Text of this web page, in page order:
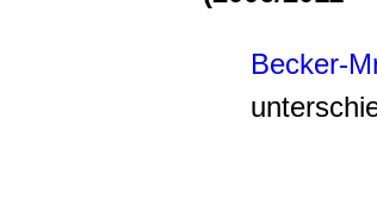
Becker-